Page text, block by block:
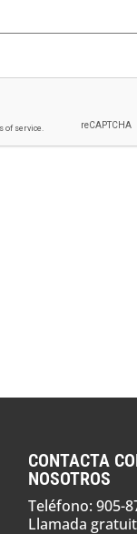
CONTACTA
NOSOTROS
Teléfono: 905-
Llamada